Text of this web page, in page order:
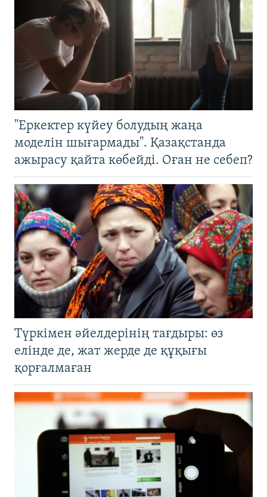
"Еркектер күйеу болудың жаңа
моделін шығармады". Қазақстанда
ажырасу қайта көбейді. Оған не себеп?
Түркімен әйелдерінің тағдыры: өз
елінде де, жат жерде де құқығы
қорғалмаған